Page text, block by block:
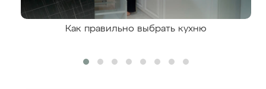
Как правильно выбрать кухню